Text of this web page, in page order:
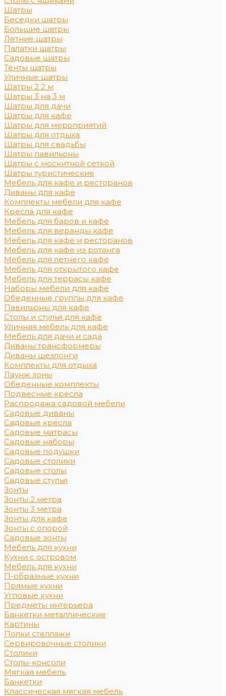
Шатры
Беседки шатры
Большие шатры
Летние шатры
Палатки шатры
Садовые шатры
Тенты шатры
Уличные шатры
Шатры 2 2 м
Шатры 3 на 3 м
Шатры для дачи
Шатры для кафе
Шатры для мероприятий
Шатры для отдыха
Шатры для свадьбы
Шатры павильоны
Шатры с москитной сеткой
Шатры туристические
Мебель для кафе и ресторанов
Диваны для кафе
Комплекты мебели для кафе
Кресла для кафе
Мебель для баров и кафе
Мебель для веранды кафе
Мебель для кафе и ресторанов
Мебель для кафе из ротанга
Мебель для летнего кафе
Мебель для открытого кафе
Мебель для террасы кафе
Наборы мебели для кафе
Обеденные группы для кафе
Павильоны для кафе
Столы и стулья для кафе
Уличная мебель для кафе
Мебель для дачи и сада
Диваны трансформеры
Диваны шезлонги
Комплекты для отдыха
Лаунж зоны
Обеденные комплекты
Подвесные кресла
Распродажа садовой мебели
Садовые диваны
Садовые кресла
Садовые матрасы
Садовые наборы
Садовые подушки
Садовые столики
Садовые столы
Садовые стулья
Зонты
Зонты 2 метра
Зонты 3 метра
Зонты для кафе
Зонты с опорой
Садовые зонты
Мебель для кухни
Кухни с островом
Мебель для кухни
П-образные кухни
Прямые кухни
Угловые кухни
Предметы интерьера
Банкетки металлические
Картины
Полки стеллажи
Сервировочные столики
Столики
Столы-консоли
Мягкая мебель
Банкетки
Классическая мягкая мебель